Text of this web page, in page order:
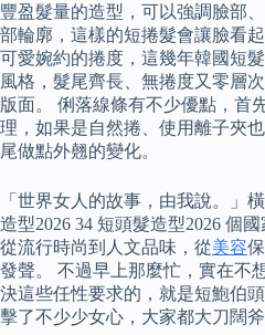
豐盈髮量的造型，可以強調臉部
部輪廓，這樣的短捲髮會讓臉看
可愛婉約的捲度，這幾年韓國短
風格，髮尾齊長、無捲度又零層
版面。 俐落線條有不少優點，首
理，如果是自然捲、使用離子夾
尾做點外翹的變化。
「世界女人的故事，由我說。」
造型2026 34 短頭髮造型2026 個
從流行時尚到人文品味，從美容
發聲。 不過早上那麼忙，實在不
決這些任性要求的，就是短鮑伯
擊了不少少女心，大家都大刀闊